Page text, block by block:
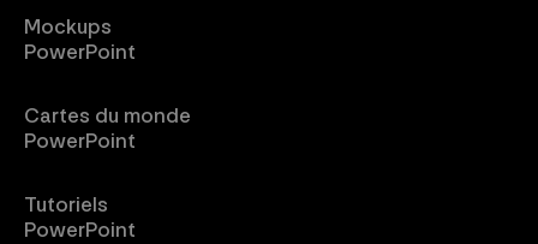
Mockups
PowerPoint
Cartes du monde
PowerPoint
Tutoriels
PowerPoint